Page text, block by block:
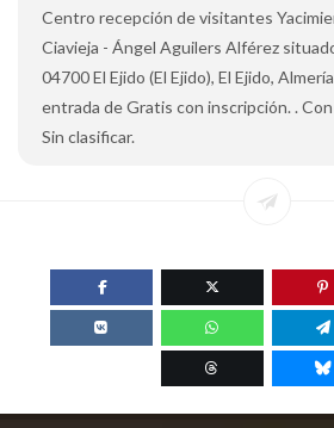
Centro recepción de visitantes
Ciavieja - Ángel Aguilers Alférez
04700 El Ejido (El Ejido), El Ejido,
entrada de Gratis con inscripción. .
Sin clasificar.